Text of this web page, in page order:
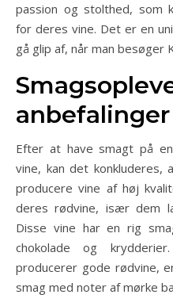
passion og stolthed, som
for deres vine. Det er en
gå glip af, når man besøger
anbefalinger
Efter at have smagt på
vine, kan det
producere vine af høj
deres rødvine, især dem
Disse vine har en rig
chokolade og
producerer gode rødvine,
smag med noter af mørke